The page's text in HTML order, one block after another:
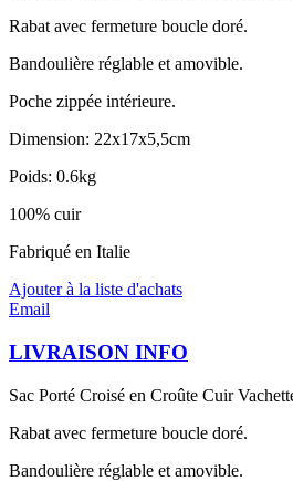
Rabat avec fermeture boucle doré.
Bandoulière réglable et amovible.
Poche zippée intérieure.
Dimension: 22x17x5,5cm
Poids: 0.6kg
100% cuir
Fabriqué en Italie
Ajouter à la liste d'achats
Email
LIVRAISON INFO
Sac Porté Croisé en Croûte Cuir
Rabat avec fermeture boucle doré.
Bandoulière réglable et amovible.